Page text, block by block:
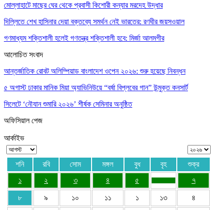
মোল্লাহাটে মাছের ঘের থেকে প্রবাসী কিশোরী কন্যার মরদেহ উদ্ধার
দিল্লিতে শেখ হাসিনার দেয়া বক্তব্যে সমর্থন নেই ভারতের: রণধীর জয়সওয়াল
গণমাধ্যম শক্তিশালী হলেই গণতন্ত্র শক্তিশালী হবে: মির্জা আলমগীর
আলোচিত সংবাদ
আন্তর্জাতিক রোবট অলিম্পিয়াড বাংলাদেশ ওপেন ২০২৬: শুরু হয়েছে নিবন্ধন
৫ অগাস্ট ঢাকার মানিক মিয়া অ্যাভিনিউয়ে “বর্ষা বিপ্লবের গান” উন্মুক্ত কনসার্ট
সিলেটে ‘নৌযান শুমারি ২০২৬’ শীর্ষক সেমিনার অনুষ্ঠিত
অফিসিয়াল পেজ
আর্কাইভ
শনি রবি সোম মঙ্গল বুধ বৃহ
শুক্র
১
২ ৩ ৪ ৫ ৭
৮ ৯ ১০ ১১ ১ ১৩ ৪